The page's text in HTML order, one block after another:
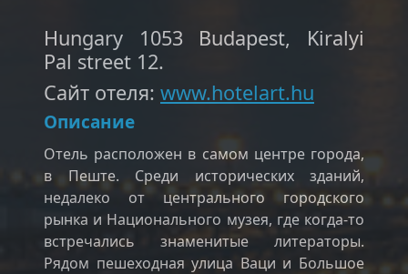
Hungary 1053 Budapest, Kiralyi
Pal street 12.
Сайт отеля: www.hotelart.hu
Описание
Отель расположен в самом центре города,
в Пеште. Среди исторических зданий,
недалеко от центрального городского
рынка и Национального музея, где когда-то
встречались знаменитые литераторы.
Рядом пешеходная улица Ваци и Большое